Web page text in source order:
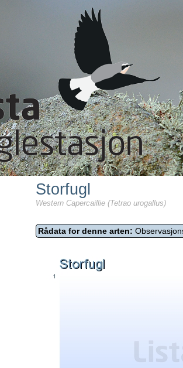
Storfugl
Western Capercaillie (Tetrao urogallus)
Rådata for denne arten: